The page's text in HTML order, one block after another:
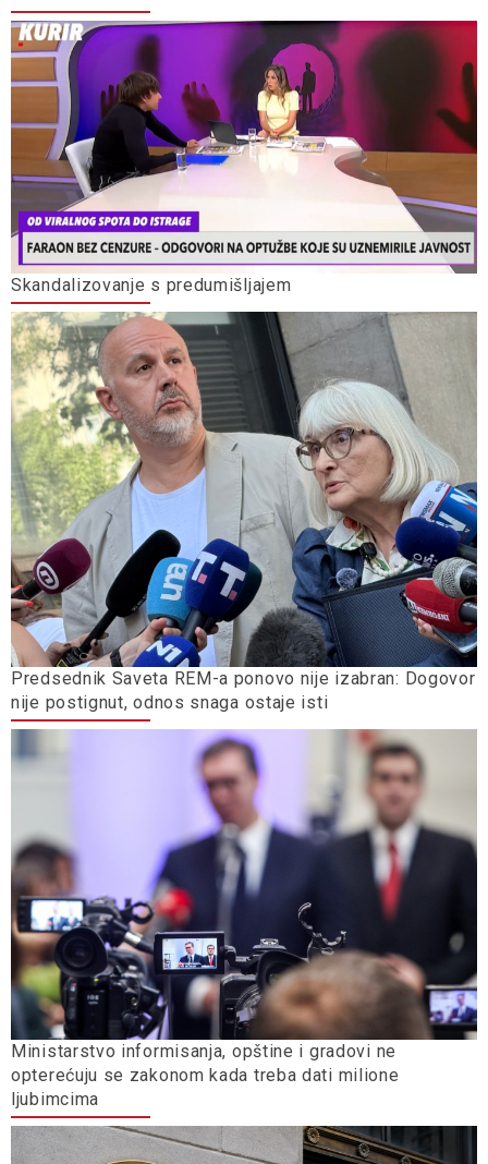
Skandalizovanje s predumišljajem
Predsednik Saveta REM-a ponovo nije izabran: Dogovor
nije postignut, odnos snaga ostaje isti
Ministarstvo informisanja, opštine i gradovi ne
opterećuju se zakonom kada treba dati milione
ljubimcima